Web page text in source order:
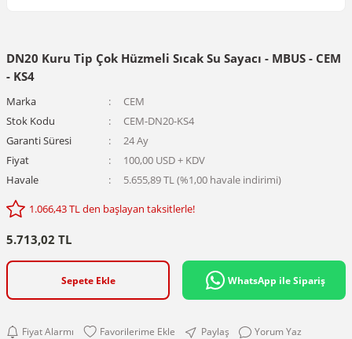
DN20 Kuru Tip Çok Hüzmeli Sıcak Su Sayacı - MBUS - CEM
- KS4
Marka
CEM
Stok Kodu
CEM-DN20-KS4
Garanti Süresi
24 Ay
Fiyat
100,00 USD + KDV
Havale
5.655,89 TL (%1,00 havale indirimi)
1.066,43 TL den başlayan taksitlerle!
5.713,02 TL
Sepete Ekle WhatsApp ile Sipariş
Fiyat Alarmı Paylaş Yorum Yaz